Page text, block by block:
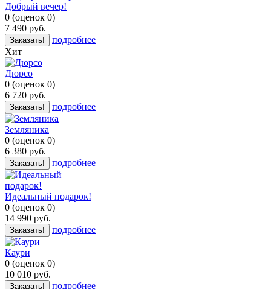
Добрый вечер!
0 (оценок 0)
7 490 руб.
Заказать!
подробнее
Хит
Дюрсо
0 (оценок 0)
6 720 руб.
Заказать! подробнее
Земляника
0 (оценок 0)
6 380 руб.
Заказать! подробнее
Идеальный подарок!
0 (оценок 0)
14 990 руб.
Заказать! подробнее
Каури
0 (оценок 0)
10 010 руб.
Заказать!
подробнее